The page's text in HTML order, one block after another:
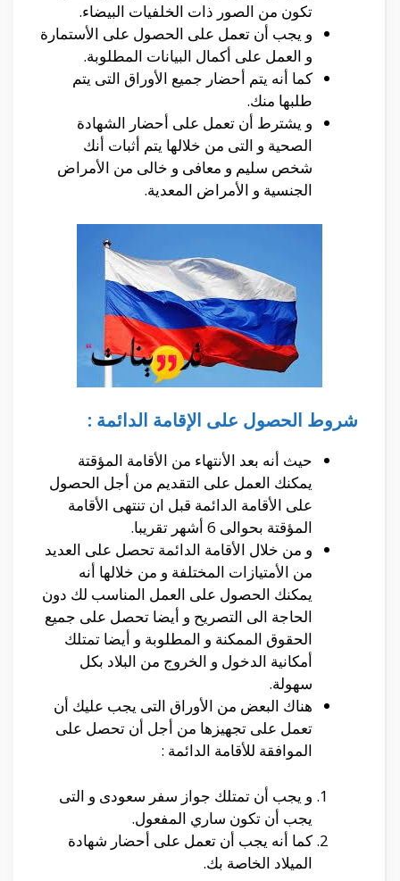
تكون من الصور ذات الخلفيات البيضاء.
و يجب أن تعمل على الحصول على الأستمارة
و العمل على أكمال البيانات المطلوبة.
كما أنه يتم أحضار جميع الأوراق التى يتم
طلبها منك.
و يشترط أن تعمل على أحضار الشهادة
الصحية و التى من خلالها يتم أثبات أنك
شخص سليم و معافى و خالى من الأمراض
الجنسية و الأمراض المعدية.
شروط الحصول على الإقامة الدائمة :
حيث أنه بعد الأنتهاء من الأقامة المؤقتة
يمكنك العمل على التقديم من أجل الحصول
على الأقامة الدائمة قبل ان تنتهى الأقامة
المؤقتة بحوالى 6 أشهر تقريبا.
و من خلال الأقامة الدائمة تحصل على العديد
من الأمتيازات المختلفة و من خلالها أنه
يمكنك الحصول على العمل المناسب لك دون
الحاجة الى التصريح و أيضا تحصل على جميع
الحقوق الممكنة و المطلوبة و أيضا تمتلك
أمكانية الدخول و الخروج من البلاد بكل
سهولة.
هناك البعض من الأوراق التى يجب عليك أن
تعمل على تجهيزها من أجل أن تحصل على
الموافقة للأقامة الدائمة :
و يجب أن تمتلك جواز سفر سعودى و التى
يجب أن تكون ساري المفعول.
كما أنه يجب أن تعمل على أحضار شهادة
الميلاد الخاصة بك.